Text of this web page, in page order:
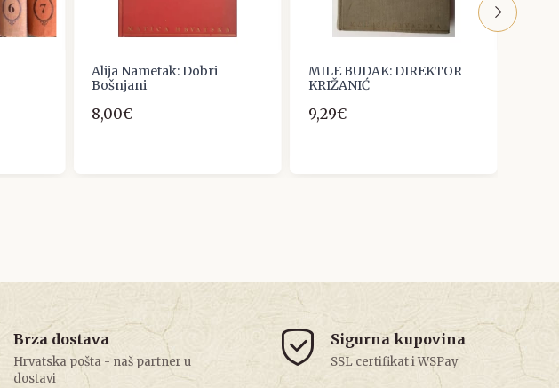
Alija Nametak: Dobri
Bošnjani
8,00€
MILE BUDAK: DIREKTOR
KRIŽANIĆ
9,29€
Brza dostava
Hrvatska pošta - naš partner u
dostavi
Sigurna kupovina
SSL certifikat i WSPay